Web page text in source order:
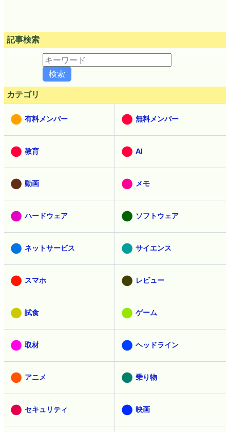
記事検索
カテゴリ
有料メンバー 無料メンバー
教育 AI
動画 メモ
ハードウェア ソフトウェア
ネットサービス サイエンス
スマホ レビュー
試食 ゲーム
取材 ヘッドライン
アニメ 乗り物
セキュリティ 映画